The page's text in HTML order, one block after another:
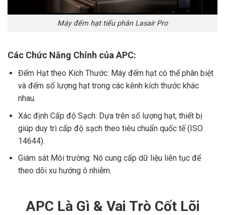
Máy đếm hạt tiểu phân Lasair Pro
Các Chức Năng Chính của APC:
Đếm Hạt theo Kích Thước: Máy đếm hạt có thể phân biệt
và đếm số lượng hạt trong các kênh kích thước khác
nhau.
Xác định Cấp độ Sạch: Dựa trên số lượng hạt, thiết bị
giúp duy trì cấp độ sạch theo tiêu chuẩn quốc tế (ISO
14644).
Giám sát Môi trường: Nó cung cấp dữ liệu liên tục để
theo dõi xu hướng ô nhiễm.
APC Là Gì & Vai Trò Cốt Lõi